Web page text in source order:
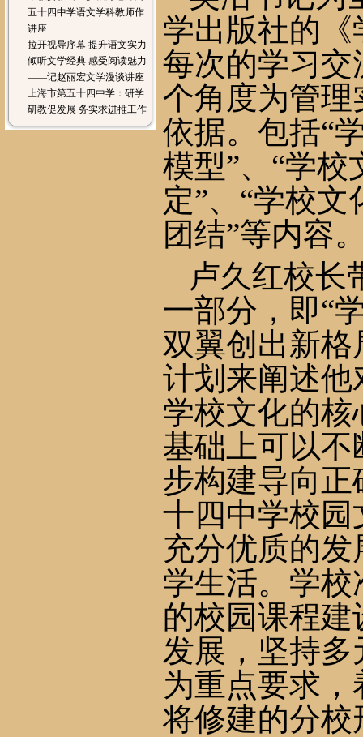
五十四中学语文学科教师作
讲座
拉开视导序幕 提升语文实力
倾听文学经典 感受阅读魅力
——记赵丽宏文学漫谈讲座
上海市第五十四中学：研学
研教促发展 务实求进推工作
学出版社的
每次的学习
个角度为管
依据。包括“
模型”、“学校
定”、“学校
团结”等内容
卢久红校长
一部分，即“
双翼创出新格
计划来阐述
学校文化的
基础上可以
步构建导向
十四中学校
充分优质的
学生活。学
的校园课程
发展，坚持
为重点要求
将修建的分